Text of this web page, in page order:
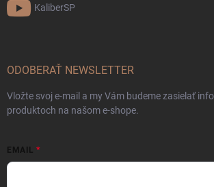
KaliberSP
ODOBERAŤ NEWSLETTER
Vložte svoj e-mail a my Vám budeme zasielať
produktoch na našom e-shope.
EMAIL